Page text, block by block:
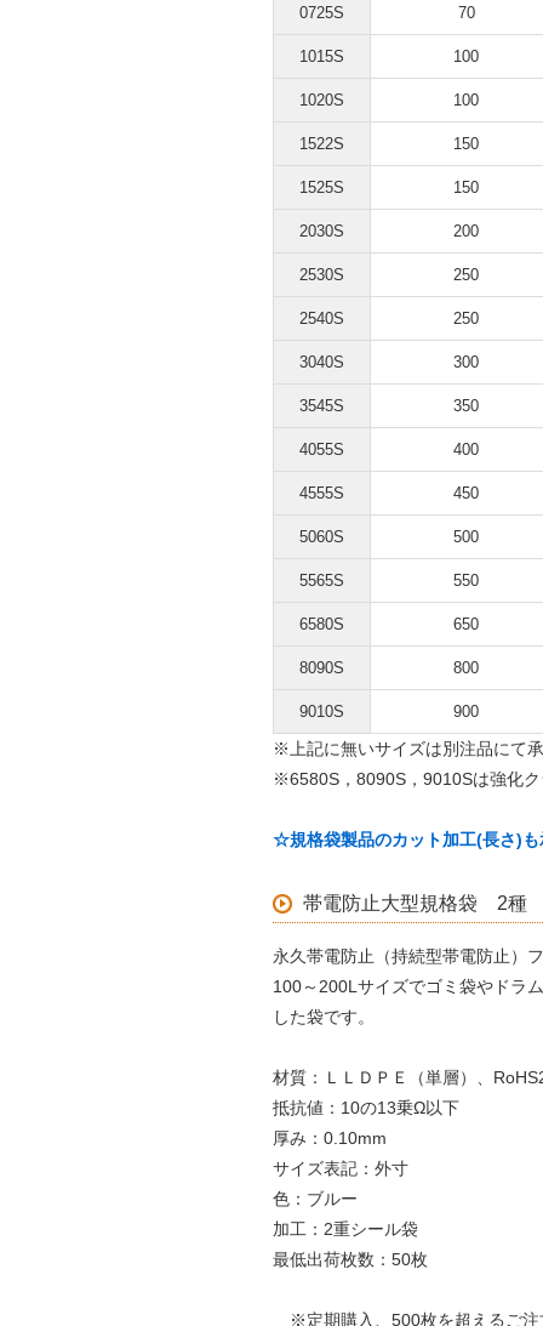
0725S 70
1015S 100
1020S 100
1522S 150
1525S 150
2030S 200
2530S 250
2540S 250
3040S 300
3545S 350
4055S 400
4555S 450
5060S 500
5565S 550
6580S 650
8090S 800
9010S 900
※上記に無いサイズは別注品にて
※6580S，8090S，9010Sは強化
☆規格袋製品のカット加工(長さ)
帯電防止大型規格袋 2種
永久帯電防止（持続型帯電防止）
100～200Lサイズでゴミ袋やドラ
した袋です。
材質：ＬＬＤＰＥ（単層）、
抵抗値：10の13乗Ω以下
厚み：0.10mm
サイズ表記：外寸
色：ブルー
加工：2重シール袋
最低出荷枚数：50枚
※定期購入、500枚を超えるご注